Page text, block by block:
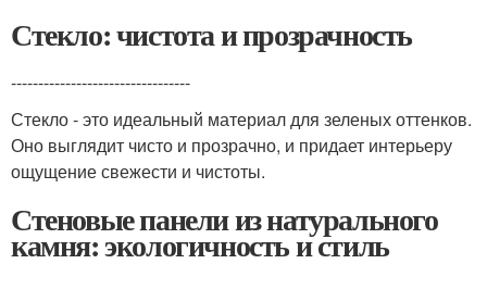
Стекло: чистота и прозрачность
---------------------------------
Стекло - это идеальный материал для зеленых оттенков.
Оно выглядит чисто и прозрачно, и придает интерьеру
ощущение свежести и чистоты.
Стеновые панели из натурального
камня: экологичность и стиль